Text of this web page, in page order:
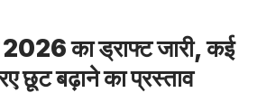
का ड्राफ्ट जारी, कई
छूट बढ़ाने का प्रस्ताव